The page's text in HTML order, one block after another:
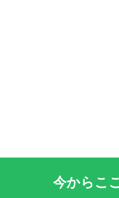
今からこ